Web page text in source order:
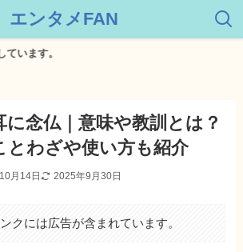
エンタメFAN
す。
に念仏｜意味や教訓とは？
とわざや使い方も紹介
月14日 2025年9月30日
クには広告が含まれています。